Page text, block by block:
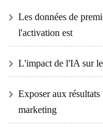
Les données de
l'activation est
L'impact de l'IA sur
Exposer aux
marketing